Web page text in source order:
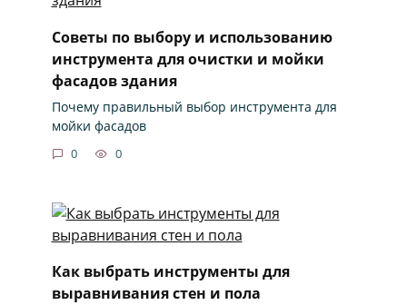
Советы по выбору и использованию
инструмента для очистки и мойки
фасадов здания
Почему правильный выбор инструмента для
мойки фасадов
0 0
Как выбрать инструменты для
выравнивания стен и пола